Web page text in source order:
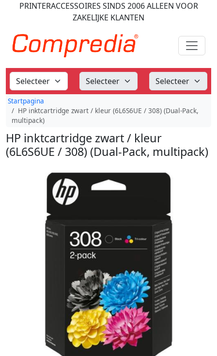
PRINTERACCESSOIRES SINDS 2006ALLEEN VOOR
ZAKELIJKE KLANTEN
Startpagina
HP inktcartridge zwart / kleur (6L6S6UE / 308) (Dual-Pack,
multipack)
HP inktcartridge zwart / kleur
(6L6S6UE / 308) (Dual-Pack, multipack)